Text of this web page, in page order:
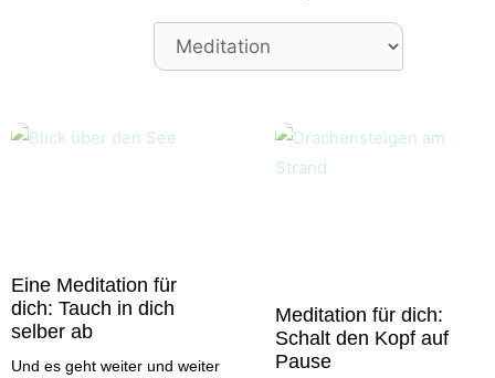
Eine Meditation für
dich: Tauch in dich
selber ab
Und es geht weiter und weiter
Meditation für dich:
Schalt den Kopf auf
Pause